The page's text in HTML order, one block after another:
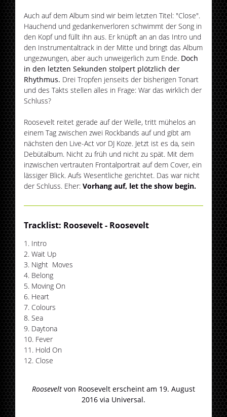
Auch auf dem Album sind wir beim letzten Titel: "Close".
Hauchend und gedankenverloren schwimmt der Song in
den Kopf und füllt ihn aus. Er knüpft an an das Intro und
den Instrumentaltrack in der Mitte und bringt das Album
ungezwungen, aber auch unweigerlich zum Ende. Doch
in den letzten Sekunden stolpert plötzlich der
Rhythmus. Drei Tropfen jenseits der bisherigen Tonart
und des Takts stellen alles in Frage: War das wirklich der
Schluss?
Roosevelt reitet gerade auf der Welle, tritt mühelos an
einem Tag zwischen zwei Rockbands auf und gibt am
nächsten den Live-Act vor DJ Koze. Jetzt ist es da, sein
Debütalbum. Nicht zu früh und nicht zu spät. Mit dem
inzwischen vertrauten Frontalportrait auf dem Cover, ein
lässiger Blick. Aufs Wesentliche gerichtet. Das war nicht
der Schluss. Eher:Vorhang auf, let the show begin.
Tracklist: Roosevelt - Roosevelt
Intro
Wait Up
Night Moves
Belong
Moving On
Heart
Colours
Sea
Daytona
Fever
Hold On
Close
Roosevelt von Roosevelt erscheint am 19. August
2016 via Universal.